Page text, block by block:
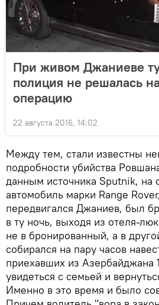
При живом Джаниеве
полиция не решалась
операцию
22 августа 2016, 14:02
Между тем, стали известны
подробности убийства
данным источника Sputnik, на
автомобиль марки Range
передвигался Джаниев, был
в ту ночь, выходя из отеля-
не в бронированный, а в
собирался на пару часов
приехавших из Азербайджана
увидеться с семьей и
Именно в это время и было